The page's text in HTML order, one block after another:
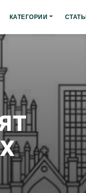
КАТЕГОРИИ